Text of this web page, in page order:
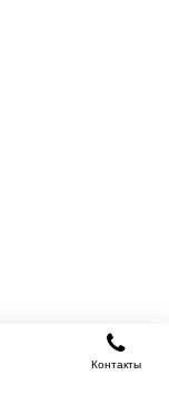
Контакты